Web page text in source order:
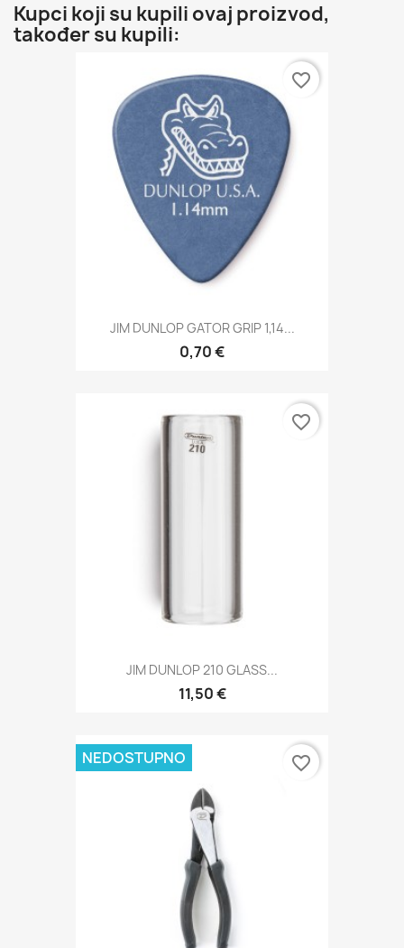
Kupci koji su kupili ovaj proizvod,
također su kupili:
JIM DUNLOP GATOR GRIP 1,14...
0,70 €
favorite_border
JIM DUNLOP 210 GLASS...
11,50 €
favorite_border
NEDOSTUPNO favorite_border